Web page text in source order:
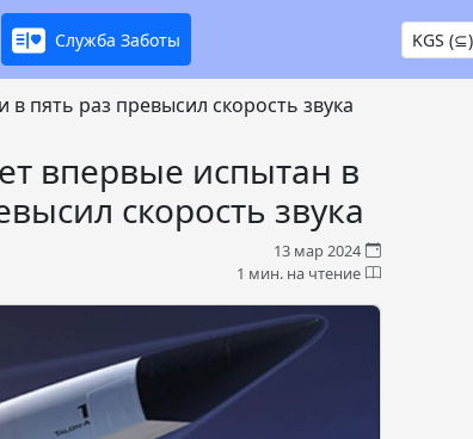
Служба Заботы
пять раз превысил скорость звука
впервые испытан в
скорость звука
13 мар 2024
1 мин. на чтение